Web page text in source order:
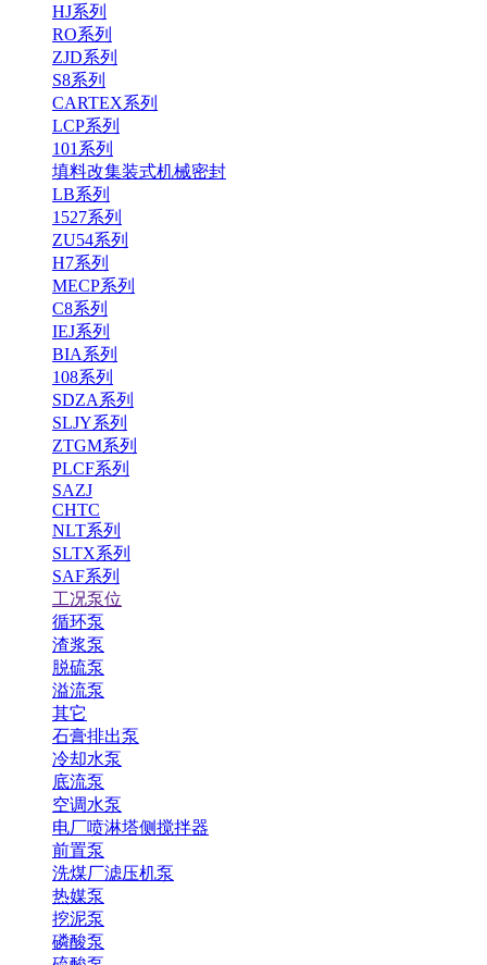
HJ系列
RO系列
ZJD系列
S8系列
CARTEX系列
LCP系列
101系列
填料改集装式机械密封
LB系列
1527系列
ZU54系列
H7系列
MECP系列
C8系列
IEJ系列
BIA系列
108系列
SDZA系列
SLJY系列
ZTGM系列
PLCF系列
SAZJ
CHTC
NLT系列
SLTX系列
SAF系列
工况泵位
循环泵
渣浆泵
脱硫泵
溢流泵
其它
石膏排出泵
冷却水泵
底流泵
空调水泵
电厂喷淋塔侧搅拌器
前置泵
洗煤厂滤压机泵
热媒泵
挖泥泵
磷酸泵